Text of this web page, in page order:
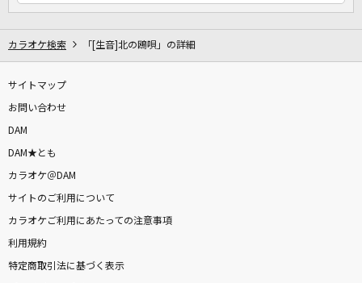
カラオケ検索 「[生音]北の鴎唄」の詳細
サイトマップ
お問い合わせ
DAM
DAM★とも
カラオケ＠DAM
サイトのご利用について
カラオケご利用にあたっての注意事項
利用規約
特定商取引法に基づく表示